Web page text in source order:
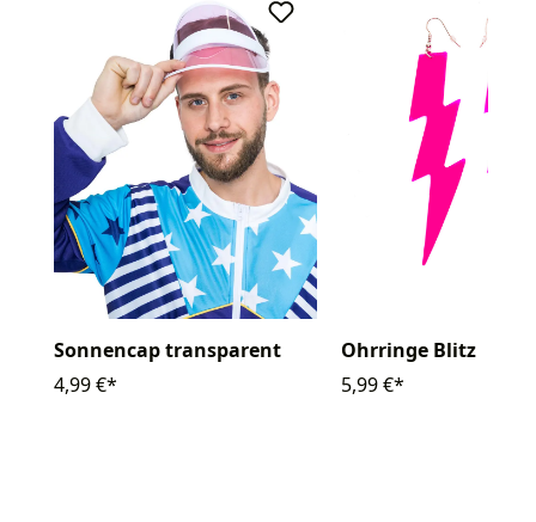
Sonnencap transparent
4,99 €*
Ohrringe Blitz
5,99 €*